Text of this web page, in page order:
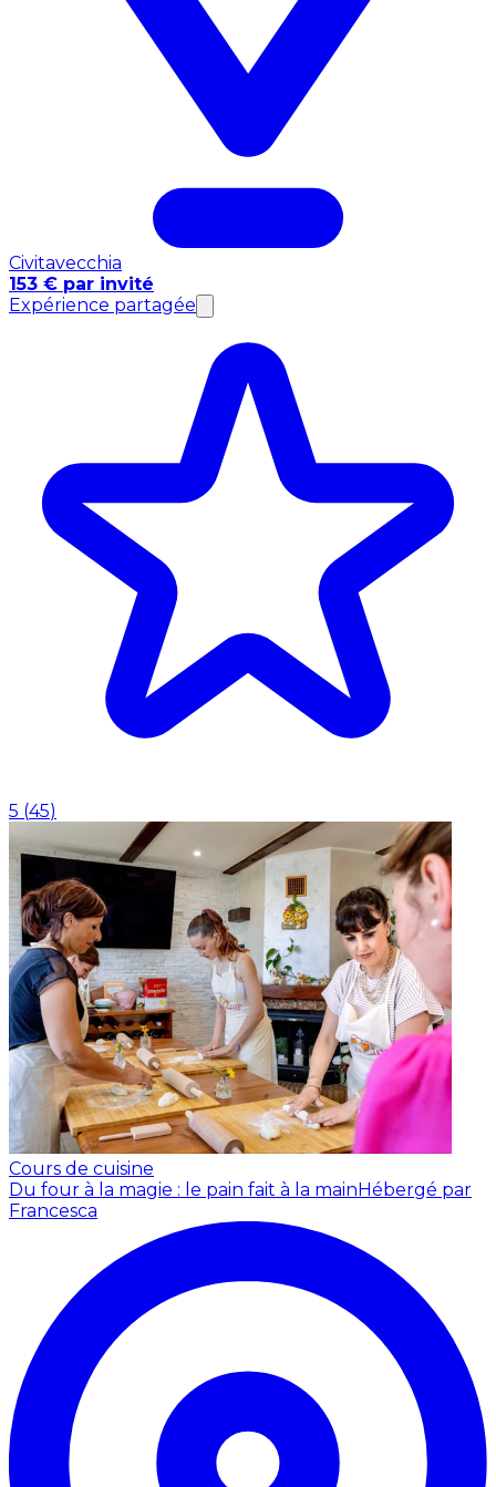
Civitavecchia
153 € par invité
Expérience partagée
5 (45)
Cours de cuisine
Du four à la magie : le pain fait à la mainHébergé par
Francesca